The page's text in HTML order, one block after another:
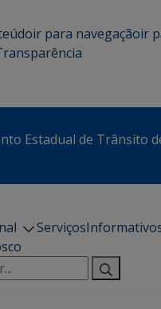
ir para navegaçãoir
Estadual de Trânsito
Serviços